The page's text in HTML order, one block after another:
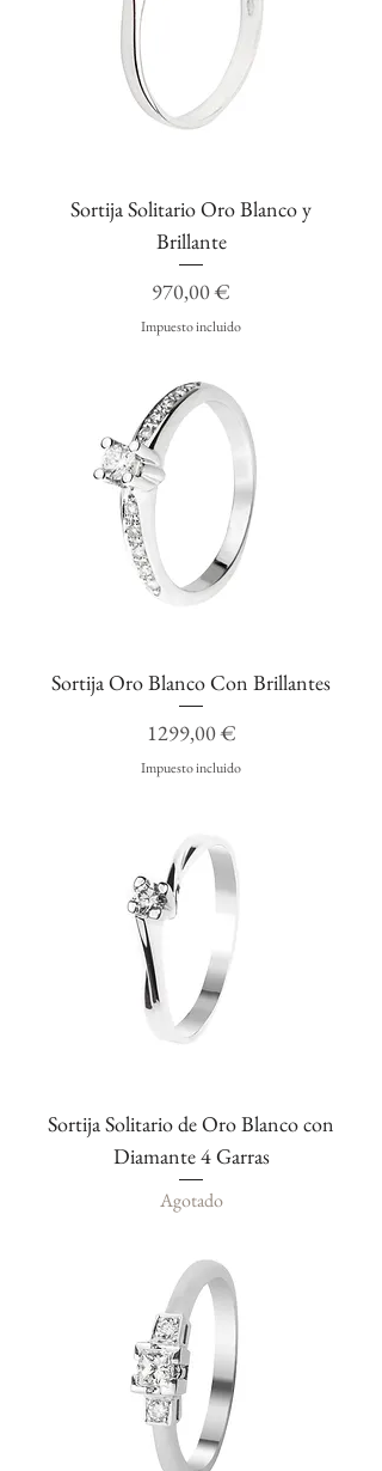
Sortija Solitario Oro Blanco y
Brillante
Precio
970,00 €
Impuesto incluido
Sortija Oro Blanco Con Brillantes
Precio
1299,00 €
Impuesto incluido
Sortija Solitario de Oro Blanco con
Diamante 4 Garras
Agotado